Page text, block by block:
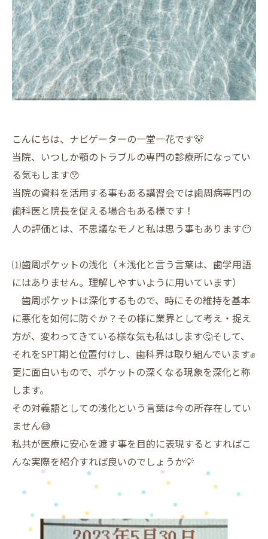
こんにちは、ナビゲーターの一堂一花です🐻
当院、いつしか顎のトラブルの専門の診療所になってい
る気もします😯
当院の資料を活用する事もある講習会では歯周病専門の
歯科医と院長を促える場合もある様です！
人の評価とは、不思議なモノと私は思う事もあります😶
⑴歯周ポケットの浅化（＊浅化と言う言葉は、歯学用語
にはありません。理解しやすいように用いています）
歯周ポケットは深化するもので、時にその維持を基本
に悪化を如何に防ぐか？その様に業界として考え・捉え
方が、変わってきている様な気も私はします🤔そして、
それをSPT期と位置付けし、歯科界は取り組んでいます✊
更に面白いもので、ポケットの深くなる現象を深化と称
します。
その対義語としての浅化という言葉は今の所存在してい
ません😅
私共が医療に安心を渡す事を目的に表現するとすればこ
んな実際を紹介すれば良いのでしょうか💡